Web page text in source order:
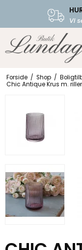
Vi
Forside / Shop /
Chic Antique Krus m. riller